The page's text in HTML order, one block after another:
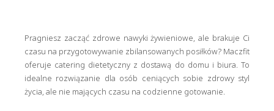
Pragniesz zacząć zdrowe nawyki żywieniowe, ale brakuje Ci
czasu na przygotowywanie zbilansowanych posiłków? Maczfit
oferuje catering dietetyczny z dostawą do domu i biura. To
idealne rozwiązanie dla osób ceniących sobie zdrowy styl
życia, ale nie mających czasu na codzienne gotowanie.